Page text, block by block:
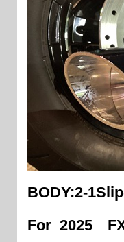
BODY:2-
For 2025